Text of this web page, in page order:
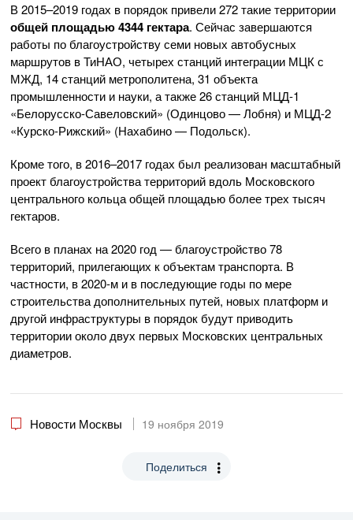
В 2015–2019 годах в порядок привели 272 такие территории
общей площадью 4344 гектара. Сейчас завершаются
работы по благоустройству семи новых автобусных
маршрутов в ТиНАО, четырех станций интеграции МЦК с
МЖД, 14 станций метрополитена, 31 объекта
промышленности и науки, а также 26 станций МЦД-1
«Белорусско-Савеловский» (Одинцово — Лобня) и МЦД-2
«Курско-Рижский» (Нахабино — Подольск).
Кроме того, в 2016–2017 годах был реализован масштабный
проект благоустройства территорий вдоль Московского
центрального кольца общей площадью более трех тысяч
гектаров.
Всего в планах на 2020 год — благоустройство 78
территорий, прилегающих к объектам транспорта. В
частности, в 2020-м и в последующие годы по мере
строительства дополнительных путей, новых платформ и
другой инфраструктуры в порядок будут приводить
территории около двух первых Московских центральных
диаметров.
Новости Москвы 19 ноября 2019
Поделиться